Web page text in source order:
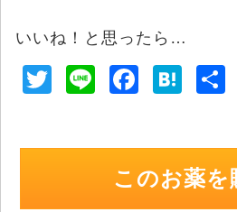
いいね！と思ったら…
T
Li
e
b
H
n
a
このお薬を